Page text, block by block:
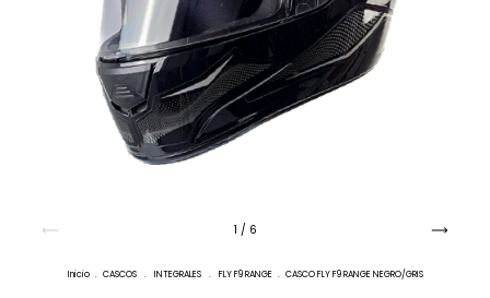
1 / 6
Inicio . CASCOS . INTEGRALES . FLY F9 RANGE . CASCO FLY F9 RANGE NEGRO/GRIS